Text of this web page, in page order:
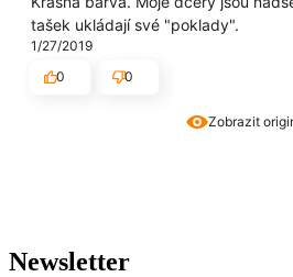
Zobrazit
tašek ukládají své "poklady".
1/27/2019
0
0
Newsletter